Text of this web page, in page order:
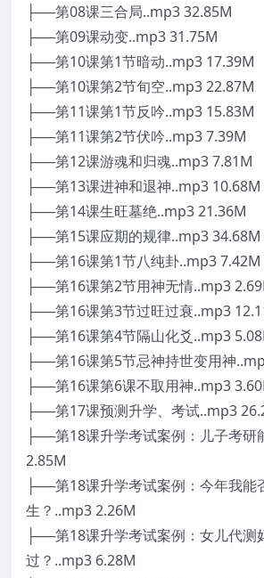
├──第08课三合局..mp3 32.85M
├──第09课动变..mp3 31.75M
├──第10课第1节暗动..mp3 17.39M
├──第10课第2节旬空..mp3 22.87M
├──第11课第1节反吟..mp3 15.83M
├──第11课第2节伏吟..mp3 7.39M
├──第12课游魂和归魂..mp3 7.81M
├──第13课进神和退神..mp3 10.68M
├──第14课生旺墓绝..mp3 21.36M
├──第15课应期的规律..mp3 34.68M
├──第16课第1节八纯卦..mp3 7.42M
├──第16课第2节用神无情..mp3
├──第16课第3节过旺过衰..mp3
├──第16课第4节隔山化爻..mp3
├──第16课第5节忌神持世变用神
├──第16课第6课不取用神..mp3
├──第17课预测升学、考试..mp3
├──第18课升学考试案例：儿子考研
2.85M
├──第18课升学考试案例：今年我能
生？..mp3 2.26M
├──第18课升学考试案例：女儿代测
过？..mp3 6.28M